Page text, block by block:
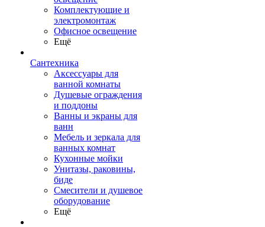
Комплектующие и
электромонтаж
Офисное освещение
Ещё
Сантехника
Аксессуары для
ванной комнаты
Душевые ограждения
и поддоны
Ванны и экраны для
ванн
Мебель и зеркала для
ванных комнат
Кухонные мойки
Унитазы, раковины,
биде
Смесители и душевое
оборудование
Ещё